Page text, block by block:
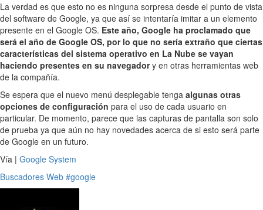
La verdad es que esto no es ninguna sorpresa desde el punto de vista
del software de Google, ya que así se intentaría imitar a un elemento
presente en el Google OS. Este año, Google ha proclamado que
será el año de Google OS, por lo que no sería extraño que ciertas
características del sistema operativo en La Nube se vayan
haciendo presentes en su navegadory en otras herramientas web
de la compañía.
Se espera que el nuevo menú desplegable tenga algunas otras
opciones de configuración para el uso de cada usuario en
particular. De momento, parece que las capturas de pantalla son solo
de prueba ya que aún no hay novedades acerca de si esto será parte
de Google en un futuro.
Vía | Google System
Buscadores Web #google